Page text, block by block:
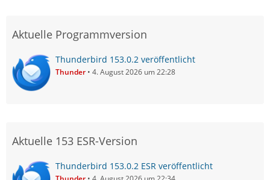
Aktuelle Programmversion
Thunderbird 153.0.2 veröffentlicht
Thunder 4. August 2026 um 22:28
Aktuelle 153 ESR-Version
Thunderbird 153.0.2 ESR veröffentlicht